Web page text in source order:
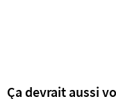
Ça devrait aussi